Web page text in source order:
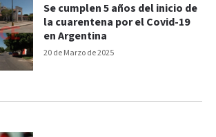
20 de Marzo de 2025
Se cumplen 5 años del inicio de
la cuarentena por el Covid-19
en Argentina